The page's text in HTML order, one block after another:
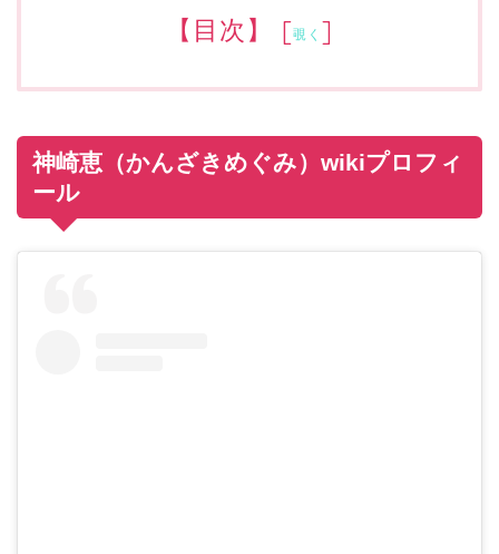
【目次】 [覗く ]
神崎恵（かんざきめぐみ）wikiプロフィ
ール